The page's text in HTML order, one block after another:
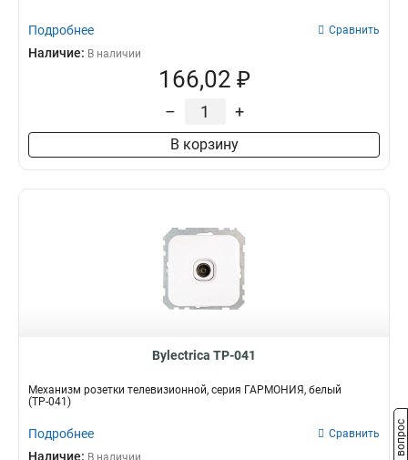
Подробнее Сравнить
Наличие: В наличии
166,02 ₽
– +
В корзину
Bylectrica ТР-041
Механизм розетки телевизионной, серия ГАРМОНИЯ, белый
(ТР-041)
Подробнее Сравнить
Наличие: В наличии